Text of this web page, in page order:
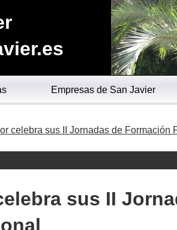
Empresas de San Javier
celebra sus II Jornadas de Formación
sus II